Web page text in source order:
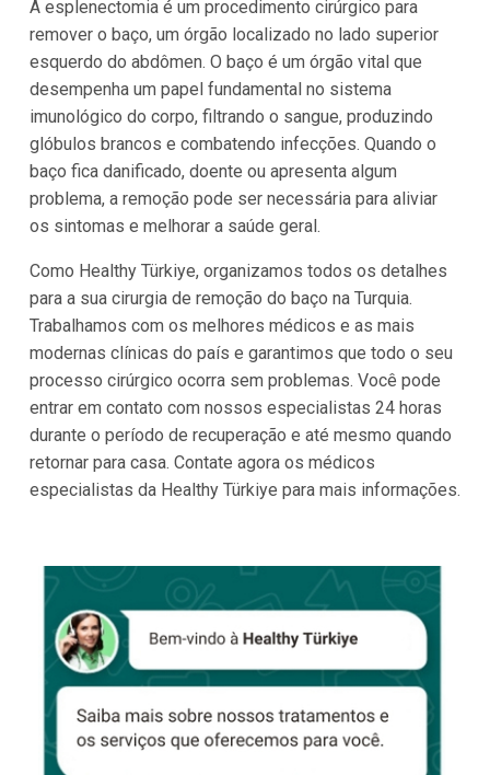
A esplenectomia é um procedimento cirúrgico para
remover o baço, um órgão localizado no lado superior
esquerdo do abdômen. O baço é um órgão vital que
desempenha um papel fundamental no sistema
imunológico do corpo, filtrando o sangue, produzindo
glóbulos brancos e combatendo infecções. Quando o
baço fica danificado, doente ou apresenta algum
problema, a remoção pode ser necessária para aliviar
os sintomas e melhorar a saúde geral.
Como Healthy Türkiye, organizamos todos os detalhes
para a sua cirurgia de remoção do baço na Turquia.
Trabalhamos com os melhores médicos e as mais
modernas clínicas do país e garantimos que todo o seu
processo cirúrgico ocorra sem problemas. Você pode
entrar em contato com nossos especialistas 24 horas
durante o período de recuperação e até mesmo quando
retornar para casa. Contate agora os médicos
especialistas da Healthy Türkiye para mais informações.